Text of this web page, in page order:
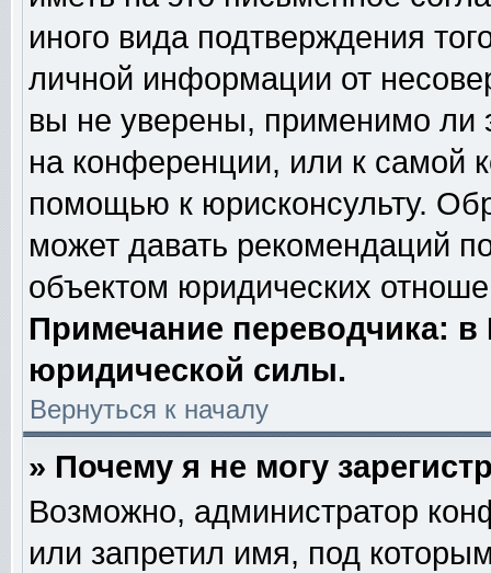
иного вида подтверждения
личной информации от
вы не уверены, применимо ли
на конференции, или к самой
помощью к юрисконсульту.
может давать рекомендаций
объектом юридических
Примечание переводчика:
юридической силы.
Вернуться к началу
» Почему я не могу
Возможно, администратор
или запретил имя, под